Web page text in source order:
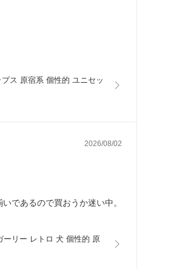
ス 原宿系 個性的 ユニセッ
2026/08/02
であるので買おうか迷い中。
リー レトロ 犬 個性的 原